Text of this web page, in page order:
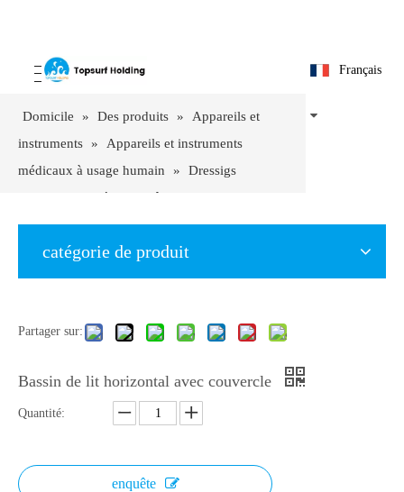
Français
Domicile » Des produits »
Appareils et
instruments »
Appareils et instruments
médicaux à usage humain
»
Dressigs
chirurgicaux, série de plâtre ETC
lit horizontal avec couvercle
catégorie de produit
Partager sur:
Bassin de lit horizontal avec couvercle
Quantité:
enquête